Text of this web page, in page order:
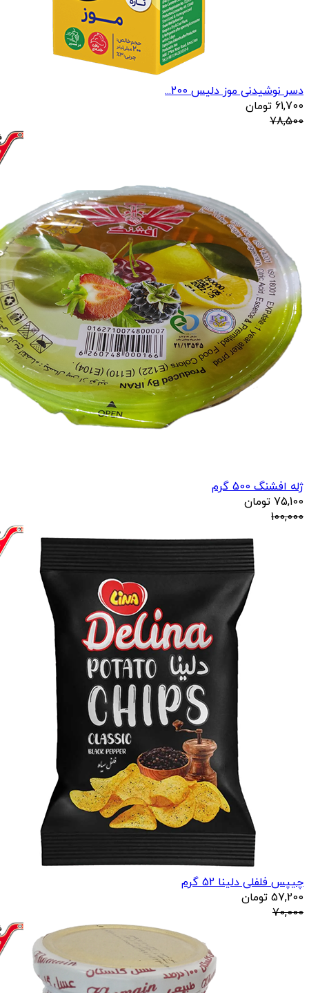
دسر نوشیدنی موز دلیس 200...
61,700 تومان
78,500
ژله افشنگ 500 گرم
75,100 تومان
100,000
چیپس فلفلی دلینا 52 گرم
57,200 تومان
70,000